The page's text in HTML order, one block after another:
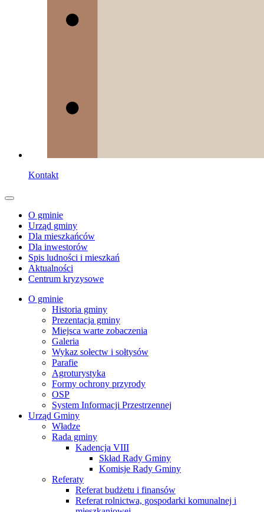
Kontakt
O gminie
Urząd gminy
Dla mieszkańców
Dla inwestorów
Spis ludności i mieszkań
Aktualności
Centrum kryzysowe
O gminie
Historia gminy
Prezentacja gminy
Miejsca warte zobaczenia
Galeria
Wykaz sołectw i sołtysów
Parafie
Agroturystyka
Formy ochrony przyrody
OSP
System Informacji Przestrzennej
Urząd Gminy
Władze
Rada gminy
Kadencja VIII
Skład Rady Gminy
Komisje Rady Gminy
Referaty
Referat budżetu i finansów
Referat rolnictwa, gospodarki komunalnej i